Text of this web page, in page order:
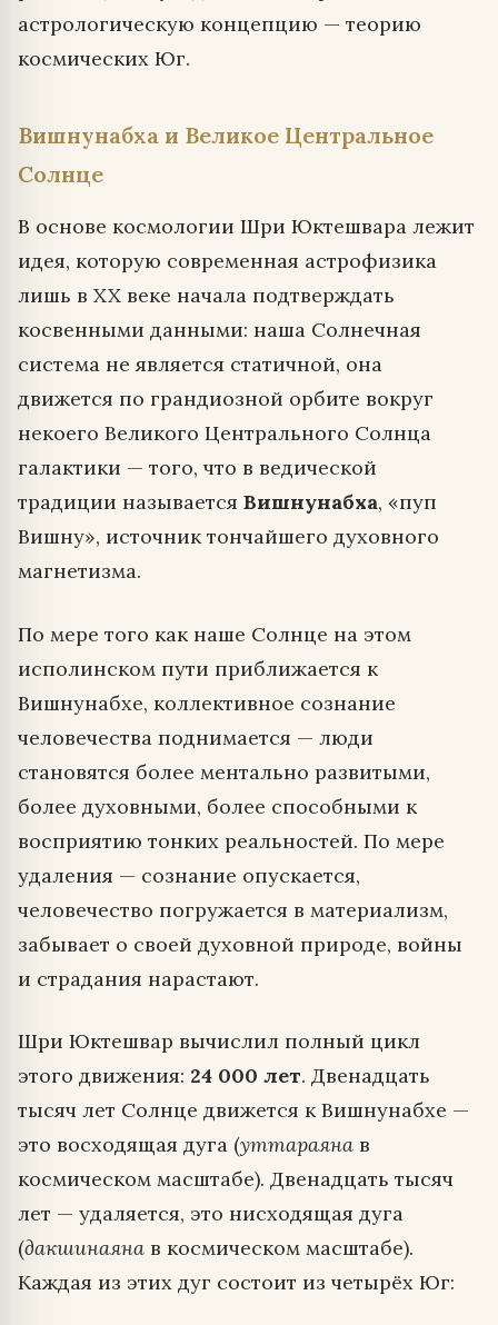
астрологическую концепцию — теорию
космических Юг.
Вишнунабха и Великое Центральное
Солнце
В основе космологии Шри Юктешвара лежит
идея, которую современная астрофизика
лишь в XX веке начала подтверждать
косвенными данными: наша Солнечная
система не является статичной, она
движется по грандиозной орбите вокруг
некоего Великого Центрального Солнца
галактики — того, что в ведической
традиции называется Вишнунабха, «пуп
Вишну», источник тончайшего духовного
магнетизма.
По мере того как наше Солнце на этом
исполинском пути приближается к
Вишнунабхе, коллективное сознание
человечества поднимается — люди
становятся более ментально развитыми,
более духовными, более способными к
восприятию тонких реальностей. По мере
удаления — сознание опускается,
человечество погружается в материализм,
забывает о своей духовной природе, войны
и страдания нарастают.
Шри Юктешвар вычислил полный цикл
этого движения: 24 000 лет. Двенадцать
тысяч лет Солнце движется к Вишнунабхе —
это восходящая дуга (уттараяна в
космическом масштабе). Двенадцать тысяч
лет — удаляется, это нисходящая дуга
(дакшинаяна в космическом масштабе).
Каждая из этих дуг состоит из четырёх Юг: